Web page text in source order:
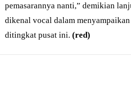
pemasarannya nanti,” demikian
dikenal vocal dalam
ditingkat pusat ini. (red)